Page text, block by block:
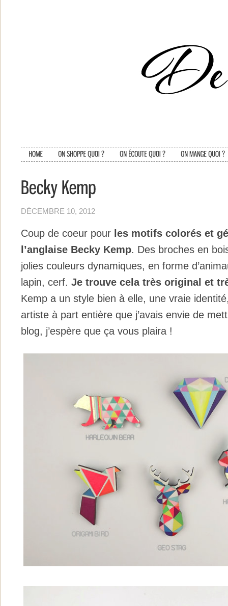
DÉCEMBRE 10, 2012
Coup de coeur pour les motifs colorés et
l’anglaise Becky Kemp. Des broches en
jolies couleurs dynamiques, en forme
lapin, cerf. Je trouve cela très original et
Kemp a un style bien à elle, une vraie
artiste à part entière que j’avais envie de
blog, j’espère que ça vous plaira !